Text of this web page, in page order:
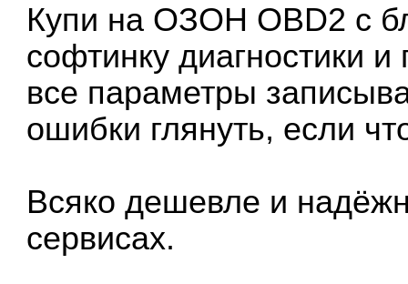
Купи на ОЗОН OBD2 с
софтинку диагностики
все параметры
ошибки глянуть, если
Всяко дешевле и
сервисах.